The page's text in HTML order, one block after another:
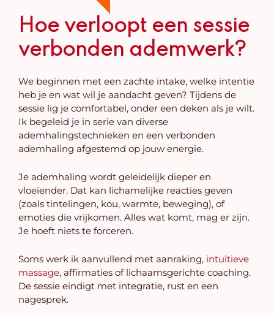
Hoe verloopt een sessie
verbonden ademwerk?
We beginnen met een zachte intake, welke intentie
heb je en wat wil je aandacht geven? Tijdens de
sessie lig je comfortabel, onder een deken als je wilt.
Ik begeleid je in serie van diverse
ademhalingstechnieken en een verbonden
ademhaling afgestemd op jouw energie.
Je ademhaling wordt geleidelijk dieper en
vloeiender. Dat kan lichamelijke reacties geven
(zoals tintelingen, kou, warmte, beweging), of
emoties die vrijkomen. Alles wat komt, mag er zijn.
Je hoeft niets te forceren.
Soms werk ik aanvullend met aanraking, intuïtieve
massage, affirmaties of lichaamsgerichte coaching.
De sessie eindigt met integratie, rust en een
nagesprek.